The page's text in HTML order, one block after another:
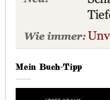
Mein Buch-Tipp